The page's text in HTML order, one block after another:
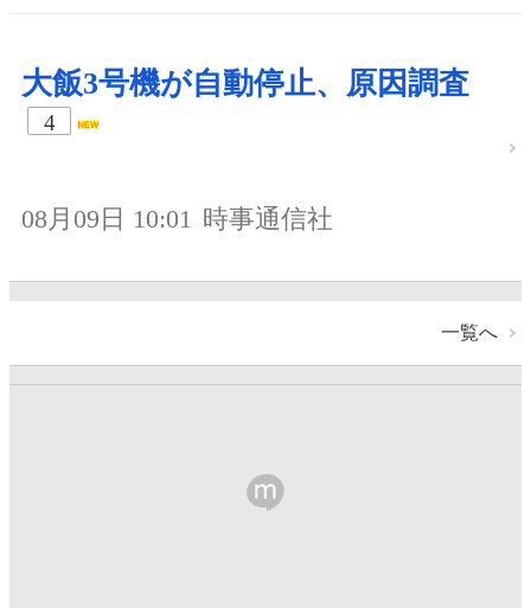
大飯3号機が自動停止、原因調査
4
08月09日 10:01 時事通信社
一覧へ